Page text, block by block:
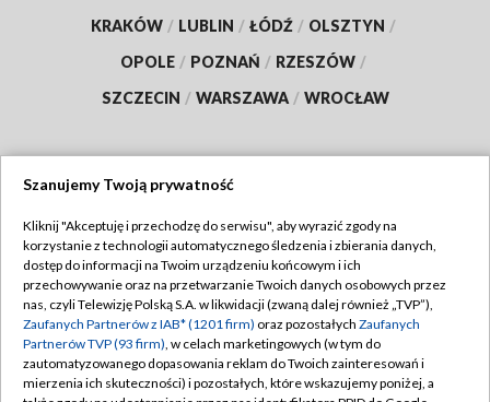
KRAKÓW / LUBLIN / ŁÓDŹ / OLSZTYN /
OPOLE / POZNAŃ / RZESZÓW /
SZCZECIN / WARSZAWA / WROCŁAW
TVP
Abonament TVP
Emisja w TVP
Centrum informacji TVP
Naziemna Telewizja Cyfrowa
Regulamin TVP
Polityka prywatności
Moje zgody
Pomoc
Szanujemy Twoją prywatność
Kliknij "Akceptuję i przechodzę do serwisu", aby wyrazić zgody na
korzystanie z technologii automatycznego śledzenia i zbierania danych,
dostęp do informacji na Twoim urządzeniu końcowym i ich
przechowywanie oraz na przetwarzanie Twoich danych osobowych przez
nas, czyli Telewizję Polską S.A. w likwidacji (zwaną dalej również „TVP”),
Zaufanych Partnerów z IAB* (1201 firm) oraz pozostałych Zaufanych
Partnerów TVP (93 firm), w celach marketingowych (w tym do
zautomatyzowanego dopasowania reklam do Twoich zainteresowań i
mierzenia ich skuteczności) i pozostałych, które wskazujemy poniżej, a